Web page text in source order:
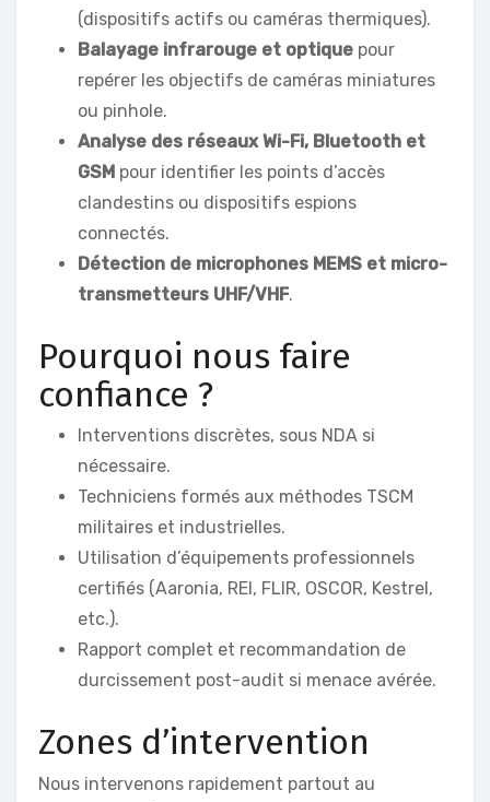
(dispositifs actifs ou caméras thermiques).
Balayage infrarouge et optique pour
repérer les objectifs de caméras miniatures
ou pinhole.
Analyse des réseaux Wi-Fi, Bluetooth et
GSM pour identifier les points d’accès
clandestins ou dispositifs espions
connectés.
Détection de microphones MEMS et micro-
transmetteurs UHF/VHF.
Pourquoi nous faire
confiance ?
Interventions discrètes, sous NDA si
nécessaire.
Techniciens formés aux méthodes TSCM
militaires et industrielles.
Utilisation d’équipements professionnels
certifiés (Aaronia, REI, FLIR, OSCOR, Kestrel,
etc.).
Rapport complet et recommandation de
durcissement post-audit si menace avérée.
Zones d’intervention
Nous intervenons rapidement partout au